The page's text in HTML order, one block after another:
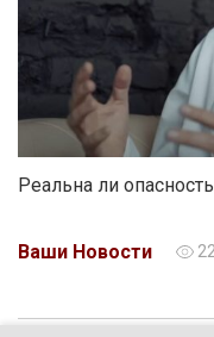
Реальна ли
Ваши Новости